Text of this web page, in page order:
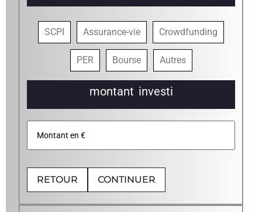
SCPI Assurance-vie Crowdfunding
PER Bourse Autres
montant investi
RETOUR CONTINUER